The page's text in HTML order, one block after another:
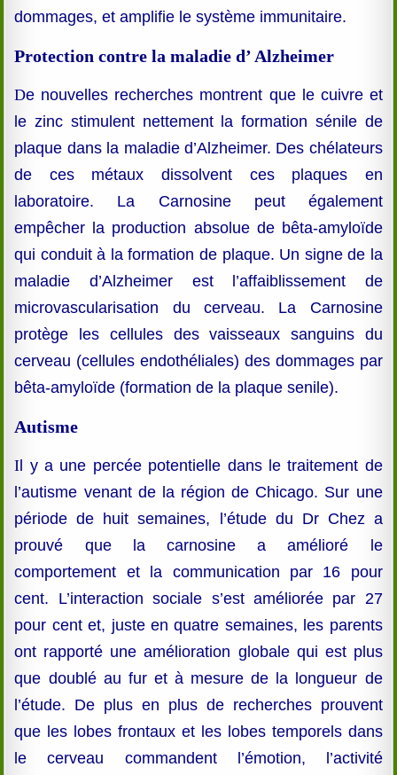
dommages, et amplifie le système immunitaire.
Protection contre la maladie d’ Alzheimer
De nouvelles recherches montrent que le cuivre et
le zinc stimulent nettement la formation sénile de
plaque dans la maladie d’Alzheimer. Des chélateurs
de ces métaux dissolvent ces plaques en
laboratoire. La Carnosine peut également
empêcher la production absolue de bêta-amyloïde
qui conduit à la formation de plaque. Un signe de la
maladie d’Alzheimer est l’affaiblissement de
microvascularisation du cerveau. La Carnosine
protège les cellules des vaisseaux sanguins du
cerveau (cellules endothéliales) des dommages par
bêta-amyloïde (formation de la plaque senile).
Autisme
Il y a une percée potentielle dans le traitement de
l’autisme venant de la région de Chicago. Sur une
période de huit semaines, l’étude du Dr Chez a
prouvé que la carnosine a amélioré le
comportement et la communication par 16 pour
cent. L’interaction sociale s’est améliorée par 27
pour cent et, juste en quatre semaines, les parents
ont rapporté une amélioration globale qui est plus
que doublé au fur et à mesure de la longueur de
l’étude. De plus en plus de recherches prouvent
que les lobes frontaux et les lobes temporels dans
le cerveau commandent l’émotion, l’activité